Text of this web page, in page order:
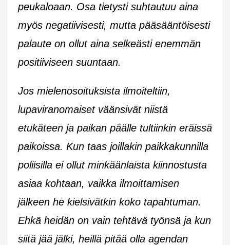
peukaloaan. Osa tietysti suhtautuu aina
myös negatiivisesti, mutta pääsääntöisesti
palaute on ollut aina selkeästi enemmän
positiiviseen suuntaan.
Jos mielenosoituksista ilmoiteltiin,
lupaviranomaiset väänsivät niistä
etukäteen ja paikan päälle tultiinkin eräissä
paikoissa. Kun taas joillakin paikkakunnilla
poliisilla ei ollut minkäänlaista kiinnostusta
asiaa kohtaan, vaikka ilmoittamisen
jälkeen he kielsivätkin koko tapahtuman.
Ehkä heidän on vain tehtävä työnsä ja kun
siitä jää jälki, heillä pitää olla agendan